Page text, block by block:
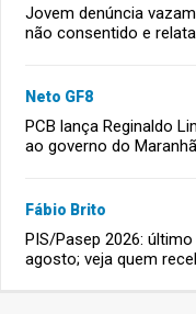
Jovem denúncia
não consentido e
Neto GF8
PCB lança Reginaldo
ao governo do
Fábio Brito
PIS/Pasep 2026:
agosto; veja quem